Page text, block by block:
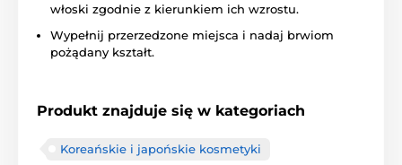
włoski zgodnie z kierunkiem ich wzrostu.
Wypełnij przerzedzone miejsca i nadaj brwiom
pożądany kształt.
Produkt znajduje się w kategoriach
Koreańskie i japońskie kosmetyki